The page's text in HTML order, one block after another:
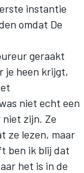
instantie
omdat De
geraakt
je heen krijgt,
niet echt een
zijn. Ze
ze lezen, maar
ben ik blij dat
het is in de